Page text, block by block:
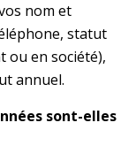
nom et
statut
ou en société),
annuel.
sont-elles